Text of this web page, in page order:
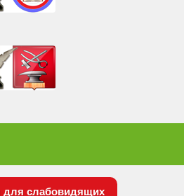
для слабовидящих